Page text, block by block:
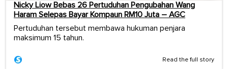
Nicky Liow Bebas 26 Pertuduhan Pengubahan Wang
Haram Selepas Bayar Kompaun RM10 Juta – AGC
Pertuduhan tersebut membawa hukuman penjara
maksimum 15 tahun.
Read the full story